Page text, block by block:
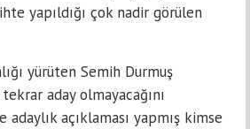
yapıldığı çok nadir görülen
yürüten Semih Durmuş
aday olmayacağını
adaylık açıklaması yapmış kimse